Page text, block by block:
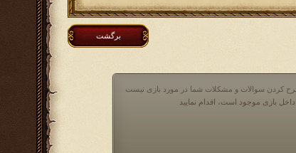
برگشت
کردن سوالات و مشکلات شما در مورد بازی نیست